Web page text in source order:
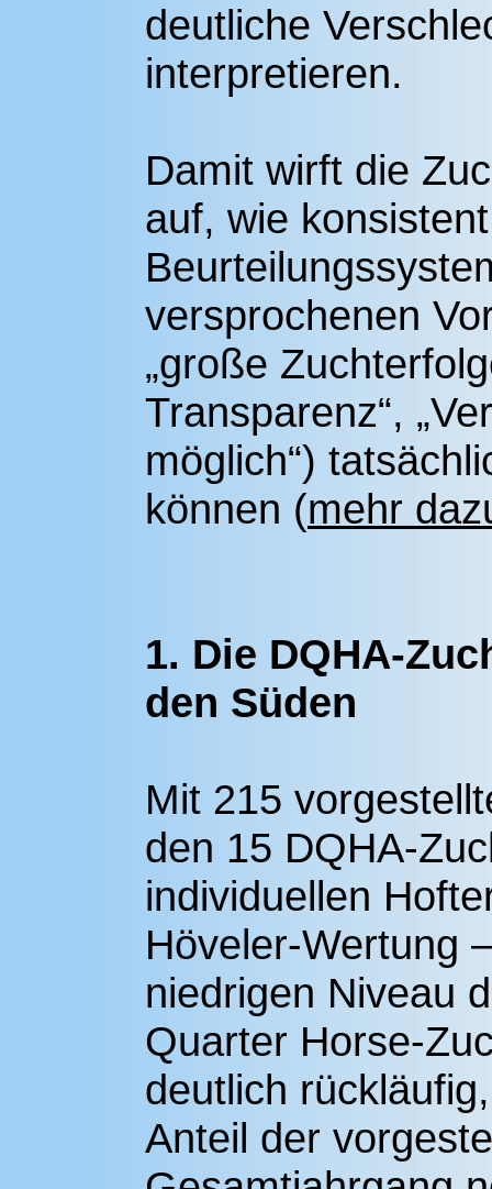
deutliche
interpretieren.
Damit wirft die
auf, wie
versprochenen
„große
Transparenz“,
möglich“)
können (mehr
1. Die DQHA-
den Süden
Mit 215
den 15 DQHA-
individuellen
Höveler-Wertung
niedrigen Niveau
Quarter Horse-
deutlich
Anteil der